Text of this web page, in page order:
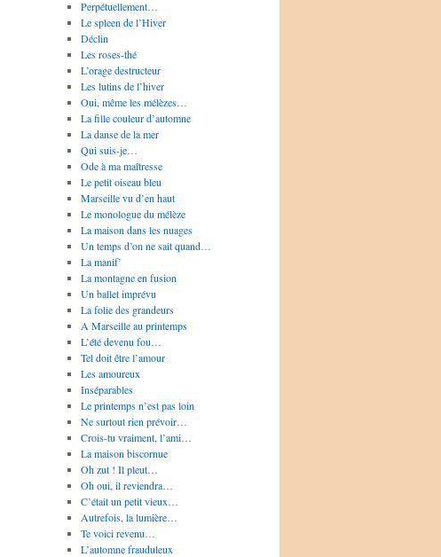
Perpétuellement…
Le spleen de l’Hiver
Déclin
Les roses-thé
L’orage destructeur
Les lutins de l’hiver
Oui, même les mélèzes…
La fille couleur d’automne
La danse de la mer
Qui suis-je…
Ode à ma maîtresse
Le petit oiseau bleu
Marseille vu d’en haut
Le monologue du mélèze
La maison dans les nuages
Un temps d’on ne sait quand…
La manif’
La montagne en fusion
Un ballet imprévu
La folie des grandeurs
A Marseille au printemps
L’été devenu fou…
Tel doit être l’amour
Les amoureux
Inséparables
Le printemps n’est pas loin
Ne surtout rien prévoir…
Crois-tu vraiment, l’ami…
La maison biscornue
Oh zut ! Il pleut…
Oh oui, il reviendra…
C’était un petit vieux…
Autrefois, la lumière…
Te voici revenu…
L’automne frauduleux